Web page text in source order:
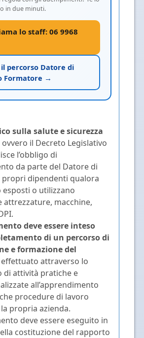
in due minuti.
lo staff: 06 9968
il percorso Datore di
Formatore →
sulla salute e sicurezza
ovvero il Decreto Legislativo
l’obbligo di
da parte del Datore di
propri dipendenti qualora
esposti o utilizzano
attrezzature, macchine,
deve essere inteso
di un percorso di
e formazione del
effettuato attraverso lo
di attività pratiche e
all’apprendimento
procedure di lavoro
propria azienda.
deve essere eseguito in
costituzione del rapporto